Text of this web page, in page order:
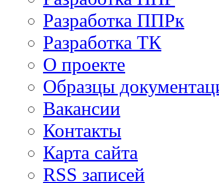
Разработка ППРк
Разработка ТК
О проекте
Образцы
Вакансии
Контакты
Карта сайта
RSS записей